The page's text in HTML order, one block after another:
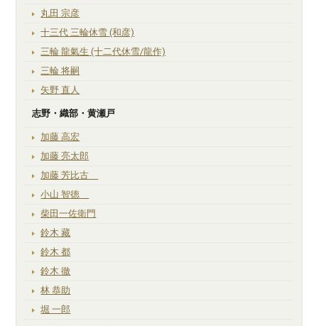
丸田 宗彦
十三代 三輪休雪 (和彦)
三輪 龍氣生 (十二代休雪/龍作)
三輪 将嗣
矢野 直人
志野・織部・黄瀬戸
加藤 高宏
加藤 亮太郎
加藤 芳比古
小山 智徳
柴田一佐衛門
鈴木 藏
鈴木 都
鈴木 徹
林 恭助
堀 一郎